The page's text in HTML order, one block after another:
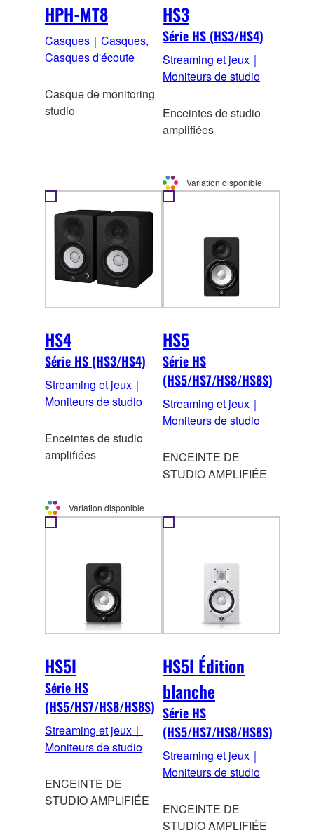
HPH-MT8
Casques｜Casques,
Casques d'écoute
Casque de monitoring
studio
HS3
Série HS (HS3/HS4)
Streaming et jeux｜
Moniteurs de studio
Enceintes de studio
amplifiées
Variation disponible
HS4
Série HS (HS3/HS4)
Streaming et jeux｜
Moniteurs de studio
Enceintes de studio
amplifiées
Variation disponible
HS5
Série HS
(HS5/HS7/HS8/HS8S)
Streaming et jeux｜
Moniteurs de studio
ENCEINTE DE
STUDIO AMPLIFIÉE
HS5I
Série HS
(HS5/HS7/HS8/HS8S)
Streaming et jeux｜
Moniteurs de studio
ENCEINTE DE
STUDIO AMPLIFIÉE
HS5I Édition
blanche
Série HS
(HS5/HS7/HS8/HS8S)
Streaming et jeux｜
Moniteurs de studio
ENCEINTE DE
STUDIO AMPLIFIÉE